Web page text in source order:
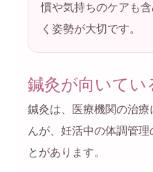
慣や気持ちのケアも
く姿勢が大切です。
鍼灸が向いてい
鍼灸は、医療機関の治
んが、妊活中の体調管
とがあります。